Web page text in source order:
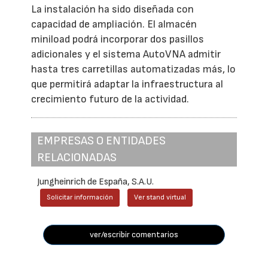
La instalación ha sido diseñada con
capacidad de ampliación. El almacén
miniload podrá incorporar dos pasillos
adicionales y el sistema AutoVNA admitir
hasta tres carretillas automatizadas más, lo
que permitirá adaptar la infraestructura al
crecimiento futuro de la actividad.
EMPRESAS O ENTIDADES
RELACIONADAS
Jungheinrich de España, S.A.U.
Solicitar información Ver stand virtual
ver/escribir comentarios